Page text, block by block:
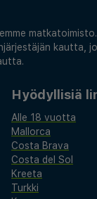
kautta,
Hyödyllisiä
Alle 18 vuotta
Mallorca
Costa Brava
Costa del Sol
Kreeta
Turkki